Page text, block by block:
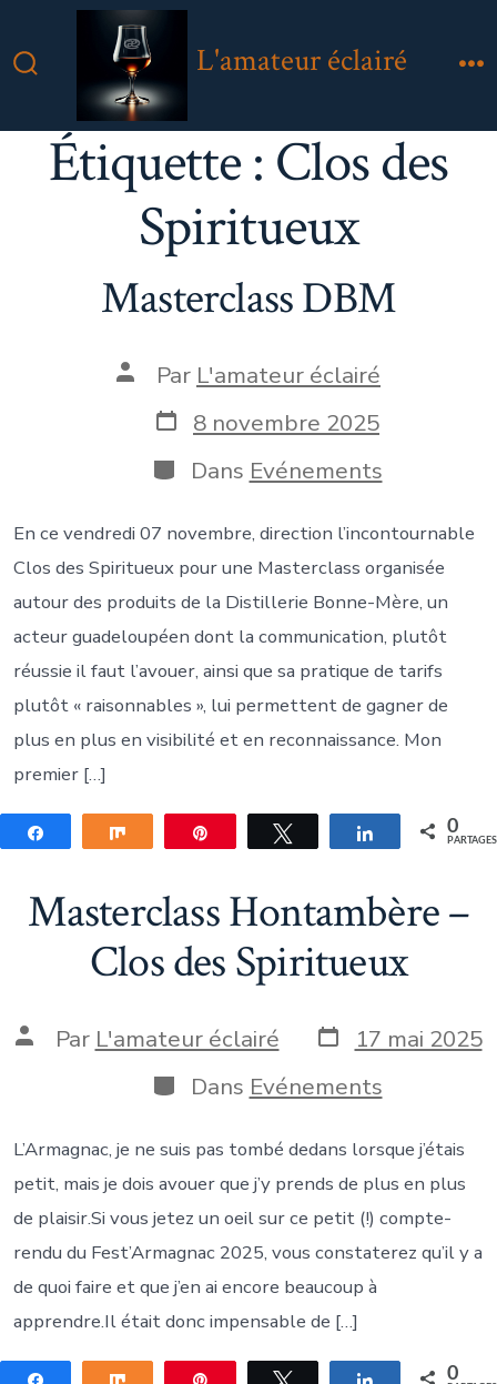
au
Bascule
Rechercher
L'amateur éclairé
Étiquette : Clos des
Spiritueux
Masterclass DBM
Auteur
publication
Par L'amateur éclairé
Date
de
publication
8 novembre 2025
Catégories
Dans Evénements
En ce vendredi 07 novembre, direction l’incontournable
Clos des Spiritueux pour une Masterclass organisée
autour des produits de la Distillerie Bonne-Mère, un
acteur guadeloupéen dont la communication, plutôt
réussie il faut l’avouer, ainsi que sa pratique de tarifs
plutôt « raisonnables », lui permettent de gagner de
plus en plus en visibilité et en reconnaissance. Mon
premier […]
Partagez Partagez Tweetez Partagez 0
PARTAGES
Masterclass Hontambère –
Clos des Spiritueux
Auteur
Par L'amateur éclairé Date
de
publication
17 mai 2025
Catégories
Dans Evénements
L’Armagnac, je ne suis pas tombé dedans lorsque j’étais
petit, mais je dois avouer que j’y prends de plus en plus
de plaisir.Si vous jetez un oeil sur ce petit (!) compte-
rendu du Fest’Armagnac 2025, vous constaterez qu’il y a
de quoi faire et que j’en ai encore beaucoup à
apprendre.Il était donc impensable de […]
Partagez Partagez Tweetez Partagez 0